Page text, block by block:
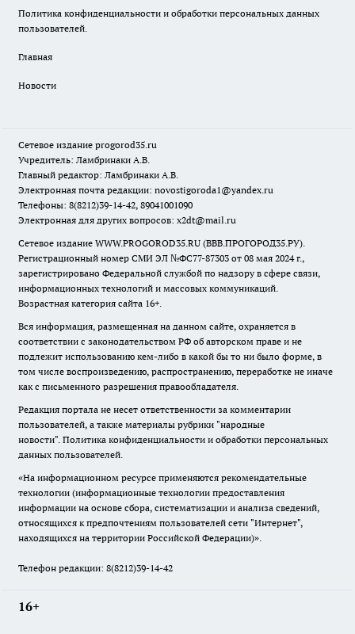
Политика конфиденциальности и обработки персональных данных
пользователей.
Главная
Новости
Сетевое издание progorod35.ru
Учредитель: Ламбринаки А.В.
Главный редактор: Ламбринаки А.В.
Электронная почта редакции: novostigoroda1@yandex.ru
Телефоны: 8(8212)39-14-42, 89041001090
Электронная для других вопросов: x2dt@mail.ru
Сетевое издание WWW.PROGOROD35.RU (ВВВ.ПРОГОРОД35.РУ).
Регистрационный номер СМИ ЭЛ №ФС77-87303 от 08 мая 2024 г.,
зарегистрировано Федеральной службой по надзору в сфере связи,
информационных технологий и массовых коммуникаций.
Возрастная категория сайта 16+.
Вся информация, размещенная на данном сайте, охраняется в
соответствии с законодательством РФ об авторском праве и не
подлежит использованию кем-либо в какой бы то ни было форме, в
том числе воспроизведению, распространению, переработке не иначе
как с письменного разрешения правообладателя.
Редакция портала не несет ответственности за комментарии
пользователей, а также материалы рубрики "народные
новости". Политика конфиденциальности и обработки персональных
данных пользователей.
«На информационном ресурсе применяются рекомендательные
технологии (информационные технологии предоставления
информации на основе сбора, систематизации и анализа сведений,
относящихся к предпочтениям пользователей сети "Интернет",
находящихся на территории Российской Федерации)».
Телефон редакции: 8(8212)39-14-42
16+